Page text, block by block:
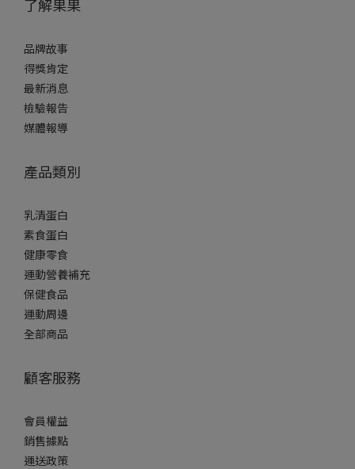
了解果果
品牌故事
得獎肯定
最新消息
檢驗報告
媒體報導
產品類別
乳清蛋白
素食蛋白
健康零食
運動營養補充
保健食品
運動周邊
全部商品
顧客服務
會員權益
銷售據點
運送政策